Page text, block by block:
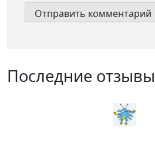
Последние отзывы